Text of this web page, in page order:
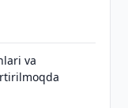
va